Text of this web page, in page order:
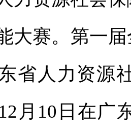
大赛。第一
省人力资源
月10日在广